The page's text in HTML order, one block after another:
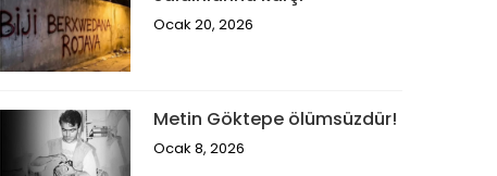
Ocak 20, 2026
Metin Göktepe ölümsüzdür!
Ocak 8, 2026